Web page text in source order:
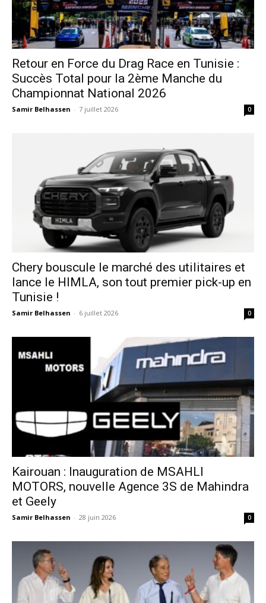
Retour en Force du Drag Race en Tunisie :
Succès Total pour la 2ème Manche du
Championnat National 2026
Samir Belhassen - 7 juillet 2026 0
Chery bouscule le marché des utilitaires et
lance le HIMLA, son tout premier pick-up en
Tunisie !
Samir Belhassen - 6 juillet 2026 0
Kairouan : Inauguration de MSAHLI
MOTORS, nouvelle Agence 3S de Mahindra
et Geely
Samir Belhassen - 28 juin 2026 0